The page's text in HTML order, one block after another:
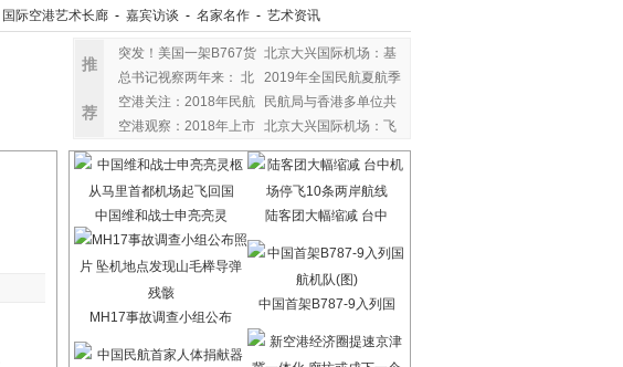
国际空港艺术长廊 - 嘉宾访谈 - 名家名作 - 艺术资讯
推
荐
突发！美国一架B767货 北京大兴国际机场：基
总书记视察两年来： 北
2019年全国民航夏航季
空港关注：2018年民航
民航局与香港多单位共
空港观察：2018年上市 北京大兴国际机场：飞
中国维和战士申亮亮灵 陆客团大幅缩减 台中
MH17事故调查小组公布
中国首架B787-9入列国